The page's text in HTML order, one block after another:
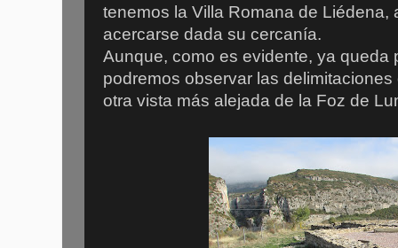
tenemos la Villa Romana de Liédena,
acercarse dada su cercanía.
Aunque, como es evidente, ya queda
podremos observar las
otra vista más alejada de la Foz de